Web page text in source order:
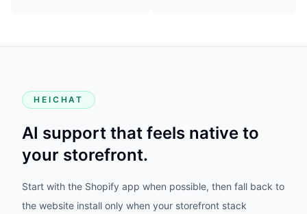
HEICHAT
AI support that feels native to
your storefront.
Start with the Shopify app when possible, then fall back to
the website install only when your storefront stack